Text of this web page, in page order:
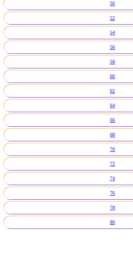
50
52
54
56
58
60
62
64
66
68
70
72
74
76
78
80